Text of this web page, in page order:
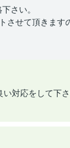
さい。
させて頂きます
対応をして下